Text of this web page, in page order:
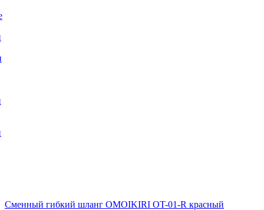
Сменный гибкий шланг OMOIKIRI OT-01-R красный